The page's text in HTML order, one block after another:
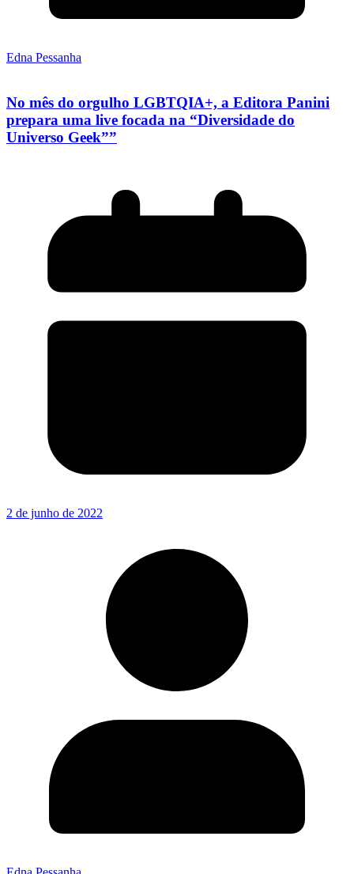
Edna Pessanha
No mês do orgulho LGBTQIA+, a Editora Panini
prepara uma live focada na “Diversidade do
Universo Geek””
2 de junho de 2022